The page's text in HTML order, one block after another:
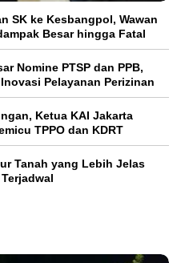
SK ke Kesbangpol, Wawan
Besar hingga Fatal
Nomine PTSP dan PPB,
Pelayanan Perizinan
Ketua KAI Jakarta
TPPO dan KDRT
Tanah yang Lebih Jelas